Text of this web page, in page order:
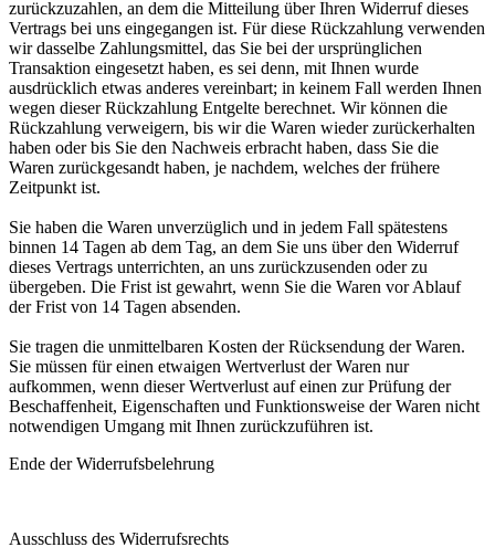
zurückzuzahlen, an dem die Mitteilung über Ihren Widerruf dieses
Vertrags bei uns eingegangen ist. Für diese Rückzahlung verwenden
wir dasselbe Zahlungsmittel, das Sie bei der ursprünglichen
Transaktion eingesetzt haben, es sei denn, mit Ihnen wurde
ausdrücklich etwas anderes vereinbart; in keinem Fall werden Ihnen
wegen dieser Rückzahlung Entgelte berechnet. Wir können die
Rückzahlung verweigern, bis wir die Waren wieder zurückerhalten
haben oder bis Sie den Nachweis erbracht haben, dass Sie die
Waren zurückgesandt haben, je nachdem, welches der frühere
Zeitpunkt ist.
Sie haben die Waren unverzüglich und in jedem Fall spätestens
binnen 14 Tagen ab dem Tag, an dem Sie uns über den Widerruf
dieses Vertrags unterrichten, an uns zurückzusenden oder zu
übergeben. Die Frist ist gewahrt, wenn Sie die Waren vor Ablauf
der Frist von 14 Tagen absenden.
Sie tragen die unmittelbaren Kosten der Rücksendung der Waren.
Sie müssen für einen etwaigen Wertverlust der Waren nur
aufkommen, wenn dieser Wertverlust auf einen zur Prüfung der
Beschaffenheit, Eigenschaften und Funktionsweise der Waren nicht
notwendigen Umgang mit Ihnen zurückzuführen ist.
Ende der Widerrufsbelehrung
Ausschluss des Widerrufsrechts